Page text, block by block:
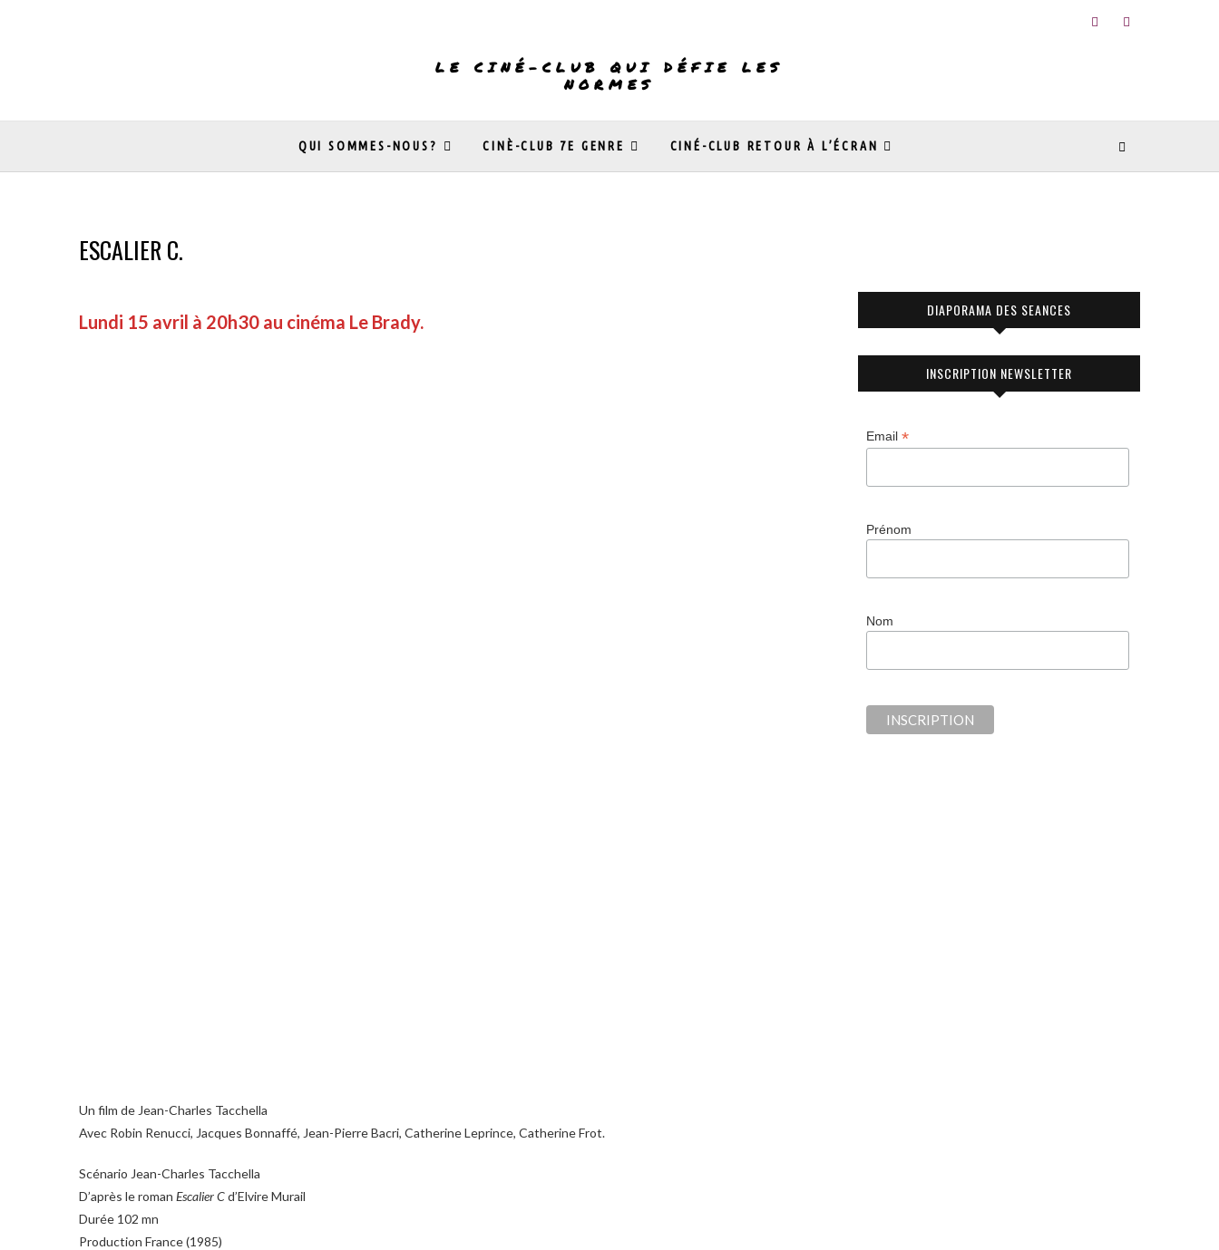
LE CINÉ-CLUB QUI DÉFIE LES
NORMES
QUI SOMMES-NOUS? CINÈ-CLUB 7E GENRE CINÉ-CLUB RETOUR À L’ÉCRAN
ESCALIER C.
Lundi 15 avril à 20h30 au cinéma Le Brady.
Un film de Jean-Charles Tacchella
Avec Robin Renucci, Jacques Bonnaffé, Jean-Pierre Bacri, Catherine Leprince, Catherine Frot.
Scénario Jean-Charles Tacchella
D’après le roman Escalier Cd’Elvire Murail
Durée 102 mn
Production France (1985)
DIAPORAMA DES SEANCES
INSCRIPTION NEWSLETTER
Email*
Prénom
Nom